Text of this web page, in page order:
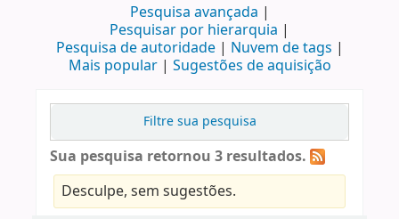
Pesquisa avançada
Pesquisar por hierarquia
Pesquisa de autoridade
Nuvem de tags
Mais popular
Sugestões de aquisição
Filtre sua pesquisa
Sua pesquisa retornou 3 resultados.
Desculpe, sem sugestões.